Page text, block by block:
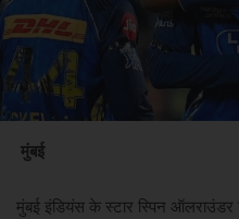
मुंबई
मुंबई इंडियंस के स्टार स्पिन